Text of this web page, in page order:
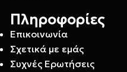
Πληροφορίες
Επικοινωνία
Σχετικά με εμάς
Συχνές Ερωτήσεις